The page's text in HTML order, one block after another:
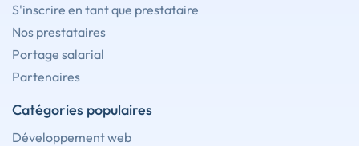
S'inscrire en tant que prestataire
Nos prestataires
Portage salarial
Partenaires
Catégories populaires
Développement web